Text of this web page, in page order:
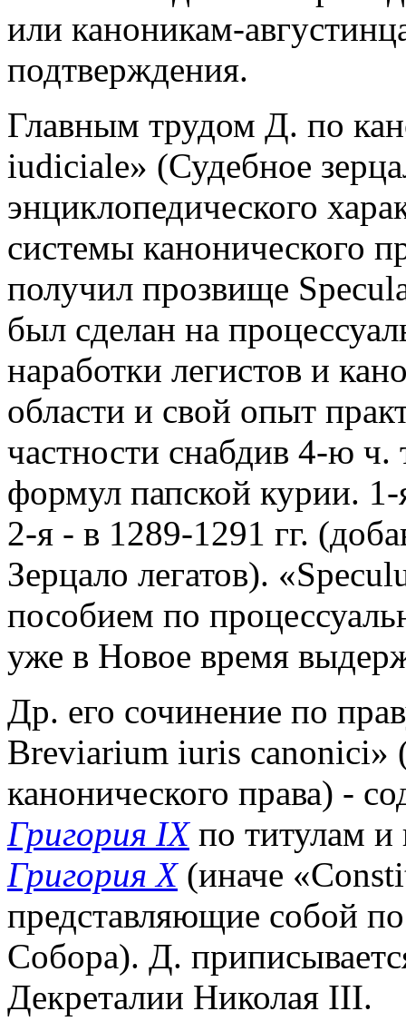
или каноникам-
подтверждения.
Главным трудом Д. по
iudiciale» (Судебное
энциклопедического
системы канонического
получил прозвище
был сделан на
наработки легистов и
области и свой опыт
частности снабдив 4-ю ч.
формул папской курии. 1-
2-я - в 1289-1291 гг.
Зерцало легатов).
пособием по
уже в Новое время
Др. его сочинение по
Breviarium iuris canonici»
канонического права) -
Григория IXпо титулам и
Григория X(иначе
представляющие собой
Собора). Д.
Декреталии Николая III.